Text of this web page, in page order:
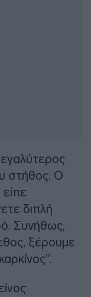
στήθος. Ο
διπλή
Συνήθως,
ξέρουμε